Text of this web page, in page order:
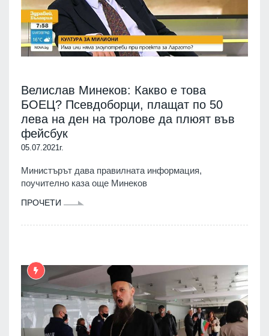
Велислав Минеков: Какво е това
БОЕЦ? Псевдоборци, плащат по 50
лева на ден на тролове да плюят във
фейсбук
05.07.2021г.
Министърът дава правилната информация,
поучително каза още Минеков
ПРОЧЕТИ